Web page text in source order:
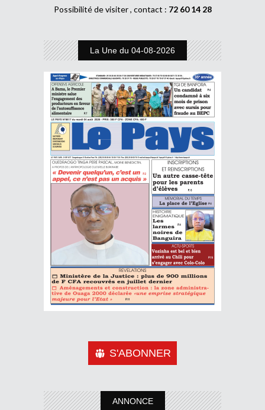
Possibilité de visiter , contact : 72 60 14 28
La Une du 04-08-2026
S'ABONNER
ANNONCE